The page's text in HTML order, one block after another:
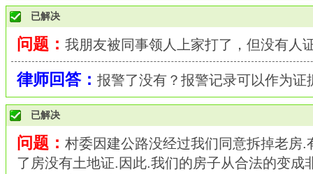
已解决
问题： 我朋友被同事领人上家打了，但没有人
律师回答： 报警了没有？报警记录可以作为证
已解决
问题： 村委因建公路没经过我们同意拆掉老房.
了房没有土地证.因此.我们的房子从合法的变成